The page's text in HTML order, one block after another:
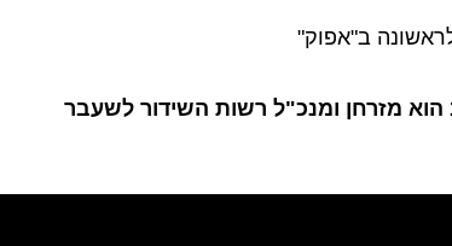
ב"אפוק"
מזרחן ומנכ"ל רשות השידור לשעבר